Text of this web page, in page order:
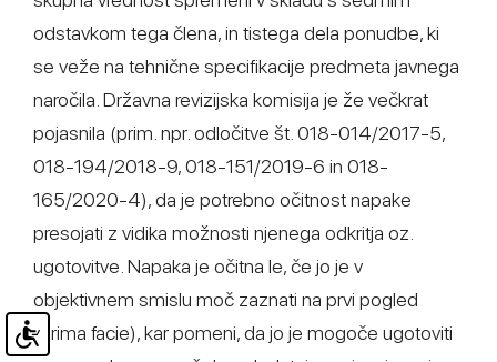
odstavkom tega člena, in tistega dela ponudbe, ki
se veže na tehnične specifikacije predmeta javnega
naročila. Državna revizijska komisija je že večkrat
pojasnila (prim. npr. odločitve št. 018-014/2017-5,
018-194/2018-9, 018-151/2019-6 in 018-
165/2020-4), da je potrebno očitnost napake
presojati z vidika možnosti njenega odkritja oz.
ugotovitve. Napaka je očitna le, če jo je v
objektivnem smislu moč zaznati na prvi pogled
(prima facie), kar pomeni, da jo je mogoče ugotoviti